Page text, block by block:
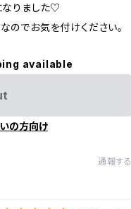
なりました♡
のでお気を付けください。
available
の方向け
通報する